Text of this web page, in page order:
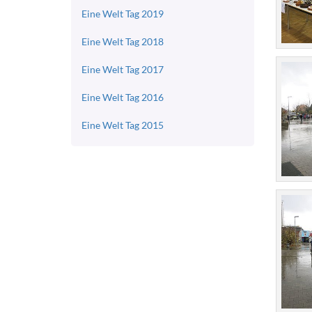
Eine Welt Tag 2019
Eine Welt Tag 2018
Eine Welt Tag 2017
Eine Welt Tag 2016
Eine Welt Tag 2015